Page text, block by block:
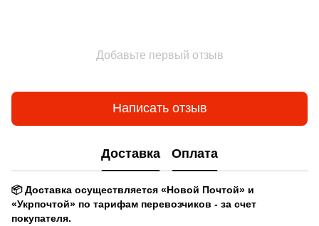
Добавьте первый отзыв
Написать отзыв
Доставка Оплата
📦 Доставка осуществляется «Новой Почтой» и
«Укрпочтой» по тарифам перевозчиков - за счет
покупателя.